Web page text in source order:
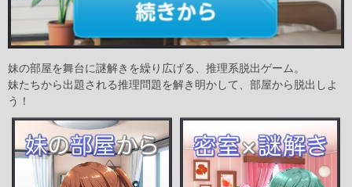
妹の部屋を舞台に謎解きを繰り広げる、推理系脱出ゲーム。
妹たちから出題される推理問題を解き明かして、部屋から脱出しよ
う！